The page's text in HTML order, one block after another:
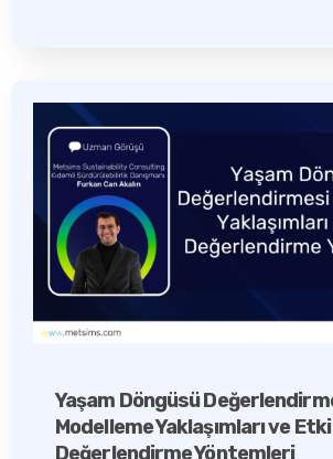
Yaşam Döngüsü
Modelleme Yaklaşımları ve Etki
Değerlendirme Yöntemleri